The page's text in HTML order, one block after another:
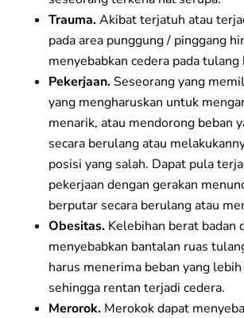
Trauma.Akibat terjatuh atau
pada area punggung / pinggang
menyebabkan cedera pada tulang
Pekerjaan. Seseorang yang
yang mengharuskan untuk
menarik, atau mendorong beban
secara berulang atau
posisi yang salah. Dapat pula
pekerjaan dengan gerakan
berputar secara berulang atau
Obesitas. Kelebihan berat badan
menyebabkan bantalan ruas
harus menerima beban yang
sehingga rentan terjadi cedera.
Merorok. Merokok dapat